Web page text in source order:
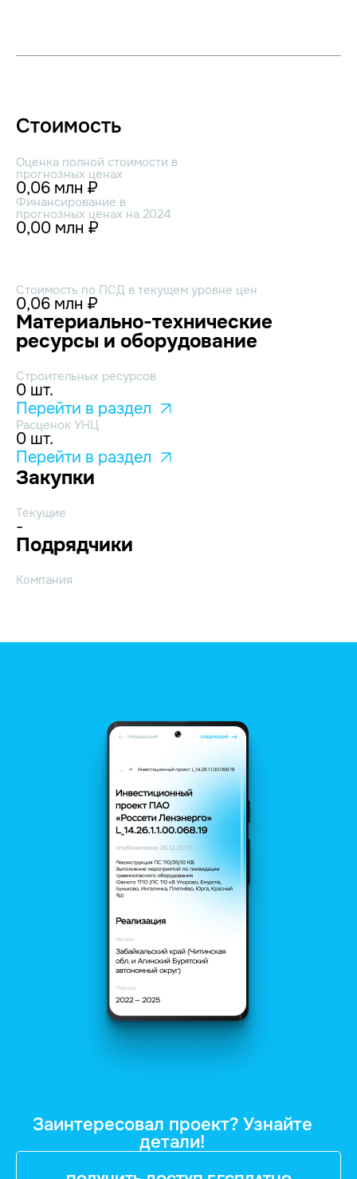
Стоимость
Оценка полной стоимости в
прогнозных ценах
0,06 млн ₽
Финансирование в
прогнозных ценах на 2024
0,00 млн ₽
Стоимость по ПСД в текущем уровне цен
0,06 млн ₽
Материально-технические
ресурсы и оборудование
Строительных ресурсов
0 шт.
Перейти в раздел
Расценок УНЦ
0 шт.
Перейти в раздел
Закупки
Текущие
-
Подрядчики
Компания
Заинтересовал проект? Узнайте
детали!